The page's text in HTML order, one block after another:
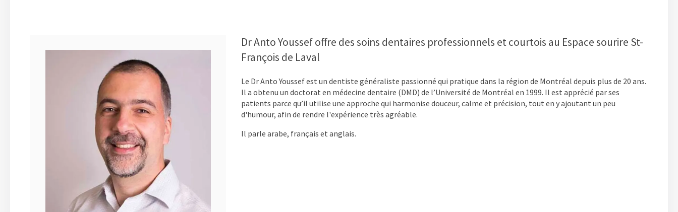
Dr Anto Youssef offre des soins dentaires professionnels et courtois au Espace sourire St-
François de Laval
Le Dr Anto Youssef est un dentiste généraliste passionné qui pratique dans la région de Montréal depuis plus de 20 ans.
Il a obtenu un doctorat en médecine dentaire (DMD) de l’Université de Montréal en 1999. Il est apprécié par ses
patients parce qu’il utilise une approche qui harmonise douceur, calme et précision, tout en y ajoutant un peu
d'humour, afin de rendre l'expérience très agréable.
Il parle arabe, français et anglais.